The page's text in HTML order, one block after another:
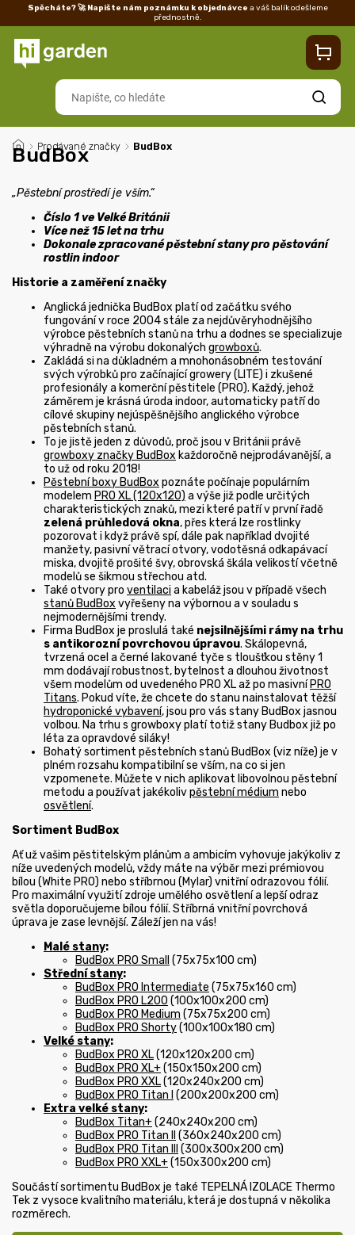
Spěcháte? 🚀 Napište nám poznámku k objednávce a váš balík odešleme
přednostně.
Vrácení/reklamace
Hledat
/ Prodávané značky / BudBox
BudBox
„Pěstební prostředí je vším.“
Číslo 1 ve Velké Británii
Více než 15 let na trhu
Dokonale zpracované pěstební stany pro pěstování
rostlin indoor
Historie a zaměření značky
Anglická jednička BudBox platí od začátku svého
fungování v roce 2004 stále za nejdůvěryhodnějšího
výrobce pěstebních stanů na trhu a dodnes se specializuje
výhradně na výrobu dokonalých growboxů.
Zakládá si na důkladném a mnohonásobném testování
svých výrobků pro začínající growery (LITE) i zkušené
profesionály a komerční pěstitele (PRO). Každý, jehož
záměrem je krásná úroda indoor, automaticky patří do
cílové skupiny nejúspěšnějšího anglického výrobce
pěstebních stanů.
To je jistě jeden z důvodů, proč jsou v Británii právě
growboxy značky BudBox každoročně nejprodávanější, a
to už od roku 2018!
Pěstební boxy BudBox poznáte počínaje populárním
modelem PRO XL (120x120) a výše již podle určitých
charakteristických znaků, mezi které patří v první řadě
zelená průhledová okna, přes která lze rostlinky
pozorovat i když právě spí, dále pak například dvojité
manžety, pasivní větrací otvory, vodotěsná odkapávací
miska, dvojitě prošité švy, obrovská škála velikostí včetně
modelů se šikmou střechou atd.
Také otvory pro ventilaci a kabeláž jsou v případě všech
stanů BudBox vyřešeny na výbornou a v souladu s
nejmodernějšími trendy.
Firma BudBox je proslulá také nejsilnějšími rámy na trhu
s antikorozní povrchovou úpravou. Skálopevná,
tvrzená ocel a černé lakované tyče s tloušťkou stěny 1
mm dodávají robustnost, bytelnost a dlouhou životnost
všem modelům od uvedeného PRO XL až po masivní PRO
Titans. Pokud víte, že chcete do stanu nainstalovat těžší
hydroponické vybavení, jsou pro vás stany BudBox jasnou
volbou. Na trhu s growboxy platí totiž stany Budbox již po
léta za opravdové siláky!
Bohatý sortiment pěstebních stanů BudBox (viz níže) je v
plném rozsahu kompatibilní se vším, na co si jen
vzpomenete. Můžete v nich aplikovat libovolnou pěstební
metodu a používat jakékolivpěstební médium nebo
osvětlení.
Sortiment BudBox
Ať už vašim pěstitelským plánům a ambicím vyhovuje jakýkoliv z
níže uvedených modelů, vždy máte na výběr mezi prémiovou
bílou (White PRO) nebo stříbrnou (Mylar) vnitřní odrazovou fólií.
Pro maximální využití zdroje umělého osvětlení a lepší odraz
světla doporučujeme bílou fólií. Stříbrná vnitřní povrchová
úprava je zase levnější. Záleží jen na vás!
Malé stany:
BudBox PRO Small (75x75x100 cm)
Střední stany:
BudBox PRO Intermediate (75x75x160 cm)
BudBox PRO L200 (100x100x200 cm)
BudBox PRO Medium (75x75x200 cm)
BudBox PRO Shorty(100x100x180 cm)
Velké stany:
BudBox PRO XL(120x120x200 cm)
BudBox PRO XL+(150x150x200 cm)
BudBox PRO XXL(120x240x200 cm)
BudBox PRO Titan I (200x200x200 cm)
Extra velké stany:
BudBox Titan+(240x240x200 cm)
BudBox PRO Titan II
(360x240x200 cm)
BudBox PRO Titan III
(300x300x200 cm)
BudBox PRO XXL+(150x300x200 cm)
Součástí sortimentu BudBox je také TEPELNÁ IZOLACE Thermo
Tek z vysoce kvalitního materiálu, která je dostupná v několika
rozměrech.